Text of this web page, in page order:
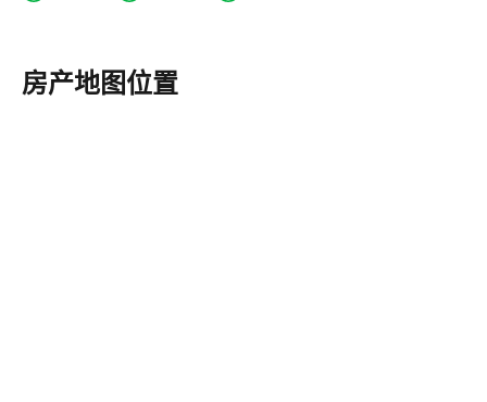
房产地图位置